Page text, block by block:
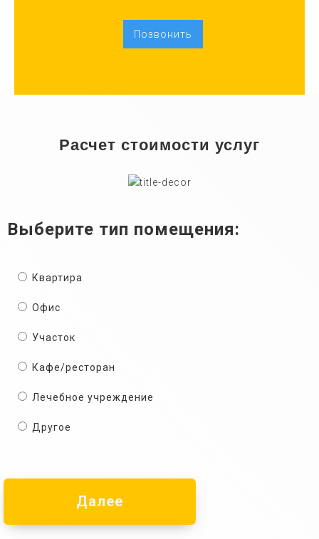
Позвонить
Расчет стоимости услуг
Выберите тип помещения:
Квартира
Офис
Участок
Кафе/ресторан
Лечебное учреждение
Другое
Далее